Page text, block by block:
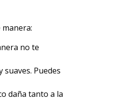
manera:
no te
suaves. Puedes
daña tanto a la